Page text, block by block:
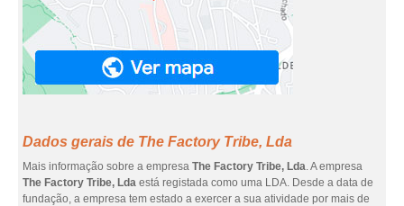
Dados gerais de The Factory Tribe, Lda
Mais informação sobre a empresa The Factory Tribe, Lda. A empresa
The Factory Tribe, Lda está registada como uma LDA. Desde a data de
fundação, a empresa tem estado a exercer a sua atividade por mais de